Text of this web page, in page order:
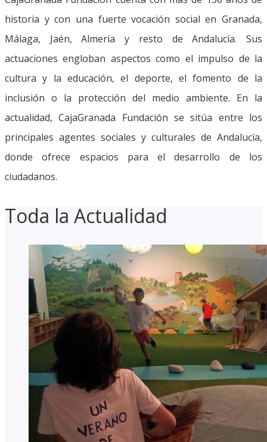
historia y con una fuerte vocación social en Granada,
Málaga, Jaén, Almería y resto de Andalucía. Sus
actuaciones engloban aspectos como el impulso de la
cultura y la educación, el deporte, el fomento de la
inclusión o la protección del medio ambiente. En la
actualidad, CajaGranada Fundación se sitúa entre los
principales agentes sociales y culturales de Andalucía,
donde ofrece espacios para el desarrollo de los
ciudadanos.
Toda la Actualidad